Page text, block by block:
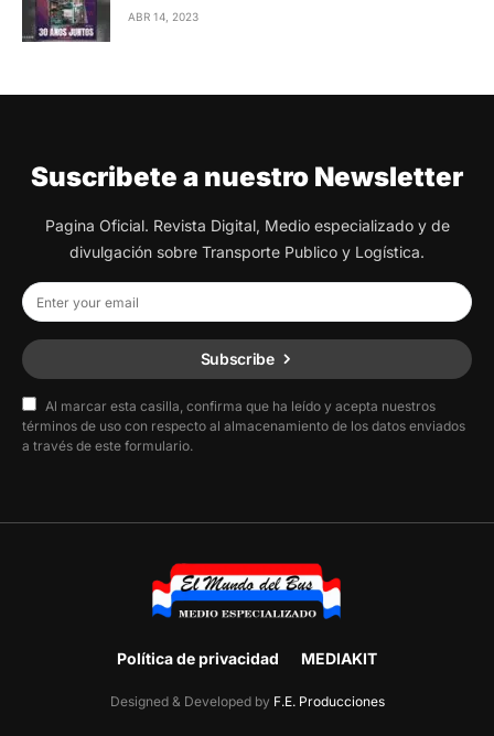
ABR 14, 2023
Suscribete a nuestro Newsletter
Pagina Oficial. Revista Digital, Medio especializado y de
divulgación sobre Transporte Publico y Logística.
Subscribe
Al marcar esta casilla, confirma que ha leído y acepta nuestros
términos de uso con respecto al almacenamiento de los datos enviados
a través de este formulario.
Política de privacidad MEDIAKIT
Designed & Developed by F.E. Producciones